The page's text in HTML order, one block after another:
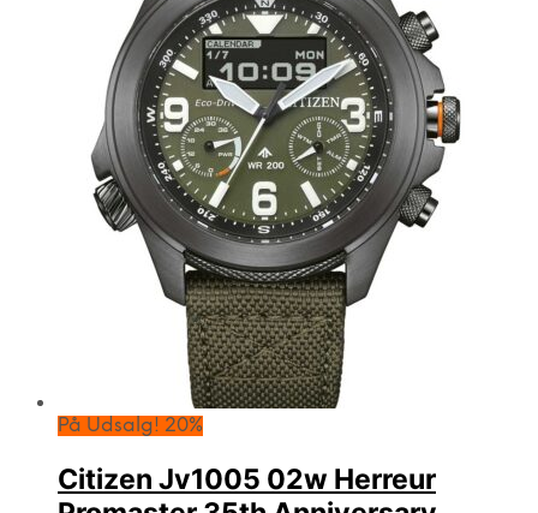
På Udsalg! 20%
Citizen Jv1005 02w Herreur